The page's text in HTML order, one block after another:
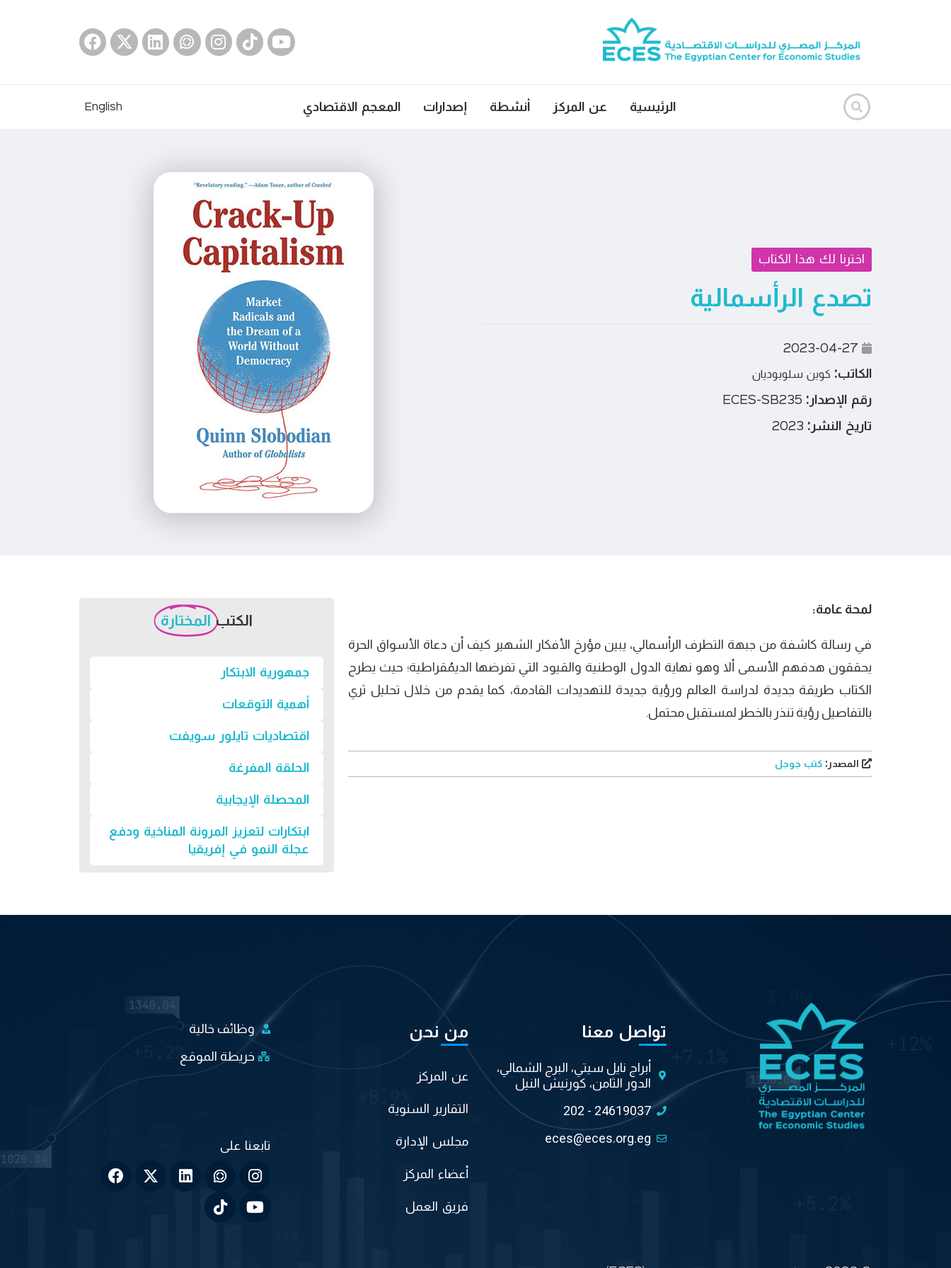
الرئيسية عن المركز أنشطة إصدارات المعجم الاقتصادي English
اخترنا لك هذا الكتاب
تصدع الرأسمالية
الكاتب: كوين سلوبوديان
رقم الإصدار:
تاريخ النشر:
لمحة عامة:
في رسالة كاشفة من جبهة التطرف الرأسمالي، يبين مؤرخ الأفكار الشهير كيف أن دعاة الأسواق الحرة
يحققون هدفهم الأسمى ألا وهو نهاية الدول الوطنية والقيود التي تفرضها الديمُقراطية؛ حيث يطرح
الكتاب طريقة جديدة لدراسة العالم ورؤية جديدة للتهديدات القادمة، كما يقدم من خلال تحليل ثري
بالتفاصيل رؤية تنذر بالخطر لمستقبل محتمل.
المصدر: كتب جوجل
الكتب المختارة
جمهورية الابتكار
أهمية التوقعات
اقتصاديات تايلور سويفت
الحلقة المفرغة
المحصلة الإيجابية
ابتكارات لتعزيز المرونة المناخية ودفع
عجلة النمو في إفريقيا
تواصل معنا
أبراج نايل سيتي، البرج الشمالي،
الدور الثامن، كورنيش النيل
202 - 24619037
eces@eces.org.eg
من نحن
عن المركز
التقارير السنوية
مجلس الإدارة
أعضاء المركز
فريق العمل
وظائف خالية
خريطة الموقع